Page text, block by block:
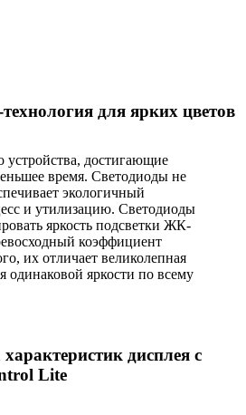
для ярких цветов
достигающие
время. Светодиоды не
экологичный
и утилизацию. Светодиоды
яркость подсветки ЖК-
коэффициент
их отличает великолепная
одинаковой яркости по всему
дисплея с
Lite